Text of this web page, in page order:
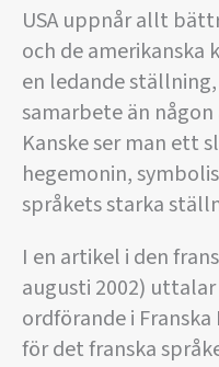
USA uppnår allt
och de amerikanska
en ledande
samarbete än
Kanske ser man ett
hegemonin,
språkets starka
I en artikel i den
augusti 2002)
ordförande i
för det franska